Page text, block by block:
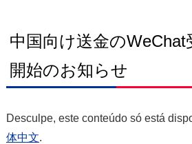
中国向け送金のWeChat
開始のお知らせ
Desculpe, este conteúdo só está
体中文.